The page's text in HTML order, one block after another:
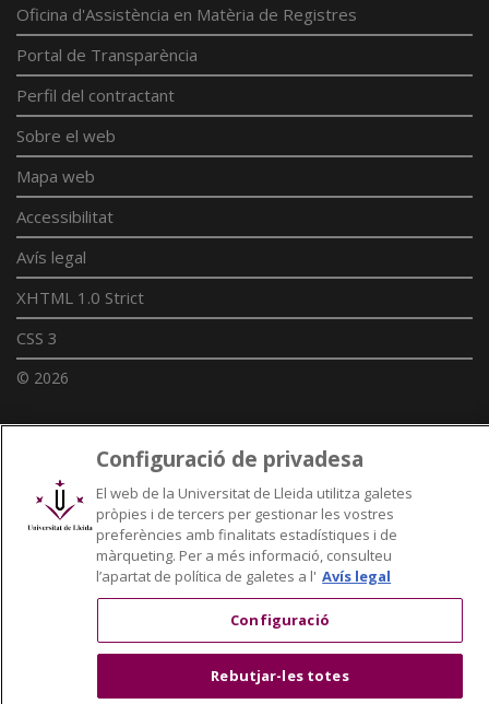
Oficina d'Assistència en Matèria de Registres
Portal de Transparència
Perfil del contractant
Sobre el web
Mapa web
Accessibilitat
Avís legal
XHTML 1.0 Strict
CSS 3
© 2026
Enllaços UdL
Xarxes universitàries
Configuració de privadesa
El web de la Universitat de Lleida utilitza galetes
pròpies i de tercers per gestionar les vostres
preferències amb finalitats estadístiques i de
màrqueting. Per a més informació, consulteu
l’apartat de política de galetes a l' Avís legal
Configuració
Rebutjar-les totes